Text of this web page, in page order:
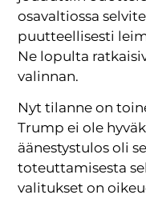
osavaltiossa
puutteellisesti
Ne lopulta
valinnan.
Nyt tilanne on
Trump ei ole
äänestystulos oli
toteuttamisesta
valitukset on